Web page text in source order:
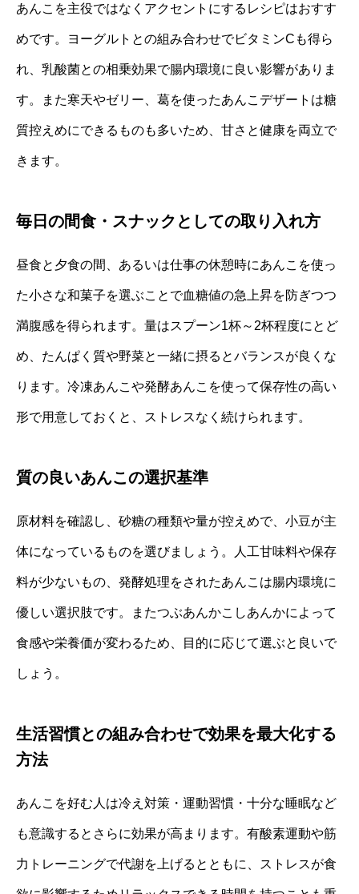
あんこを主役ではなくアクセントにするレシピはおすす
めです。ヨーグルトとの組み合わせでビタミンCも得ら
れ、乳酸菌との相乗効果で腸内環境に良い影響がありま
す。また寒天やゼリー、葛を使ったあんこデザートは糖
質控えめにできるものも多いため、甘さと健康を両立で
きます。
毎日の間食・スナックとしての取り入れ方
昼食と夕食の間、あるいは仕事の休憩時にあんこを使っ
た小さな和菓子を選ぶことで血糖値の急上昇を防ぎつつ
満腹感を得られます。量はスプーン1杯～2杯程度にとど
め、たんぱく質や野菜と一緒に摂るとバランスが良くな
ります。冷凍あんこや発酵あんこを使って保存性の高い
形で用意しておくと、ストレスなく続けられます。
質の良いあんこの選択基準
原材料を確認し、砂糖の種類や量が控えめで、小豆が主
体になっているものを選びましょう。人工甘味料や保存
料が少ないもの、発酵処理をされたあんこは腸内環境に
優しい選択肢です。またつぶあんかこしあんかによって
食感や栄養価が変わるため、目的に応じて選ぶと良いで
しょう。
生活習慣との組み合わせで効果を最大化する
方法
あんこを好む人は冷え対策・運動習慣・十分な睡眠など
も意識するとさらに効果が高まります。有酸素運動や筋
力トレーニングで代謝を上げるとともに、ストレスが食